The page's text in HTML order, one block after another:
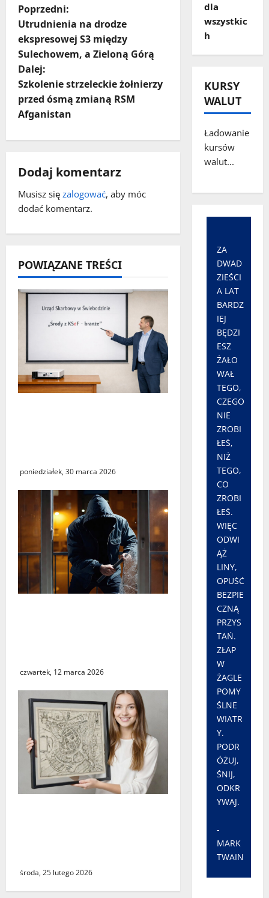
Z
o
b
a
c
z
w
p
i
s
y
Poprzedni:
Utrudnienia na drodze
ekspresowej S3 między
Sulechowem, a Zieloną Górą
Dalej:
Szkolenie strzeleckie żołnierzy
przed ósmą zmianą RSM
Afganistan
Dodaj komentarz
Musisz się zalogować, aby móc
dodać komentarz.
POWIĄZANE TREŚCI
poniedziałek, 30 marca 2026
czwartek, 12 marca 2026
środa, 25 lutego 2026
dla
wszystkic
h
KURSY
WALUT
Ładowanie
kursów
walut...
ZA
DWAD
ZIEŚCI
A LAT
BARDZ
IEJ
BĘDZI
ESZ
ŻAŁO
WAŁ
TEGO,
CZEGO
NIE
ZROBI
ŁEŚ,
NIŻ
TEGO,
CO
ZROBI
ŁEŚ.
WIĘC
ODWI
ĄŻ
LINY,
OPUŚĆ
BEZPIE
CZNĄ
PRZYS
TAŃ.
ZŁAP
W
ŻAGLE
POMY
ŚLNE
WIATR
Y.
PODR
ÓŻUJ,
ŚNIJ,
ODKR
YWAJ.
-
MARK
TWAIN